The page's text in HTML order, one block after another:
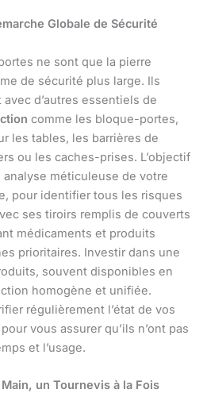
Globale de Sécurité
ne sont que la pierre
de sécurité plus large. Ils
d’autres essentiels de
comme les bloque-portes,
les tables, les barrières de
ou les caches-prises. L’objectif
méticuleuse de votre
pour identifier tous les risques
ses tiroirs remplis de couverts
médicaments et produits
prioritaires. Investir dans une
souvent disponibles en
homogène et unifiée.
régulièrement l’état de vos
pour vous assurer qu’ils n’ont pas
et l’usage.
un Tournevis à la Fois